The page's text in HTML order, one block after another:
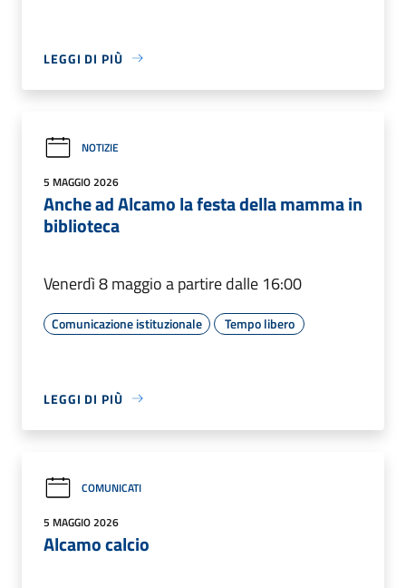
LEGGI DI PIÙ
NOTIZIE
5 MAGGIO 2026
Anche ad Alcamo la festa della mamma in
biblioteca
Venerdì 8 maggio a partire dalle 16:00
Comunicazione istituzionale Tempo libero
LEGGI DI PIÙ
COMUNICATI
5 MAGGIO 2026
Alcamo calcio